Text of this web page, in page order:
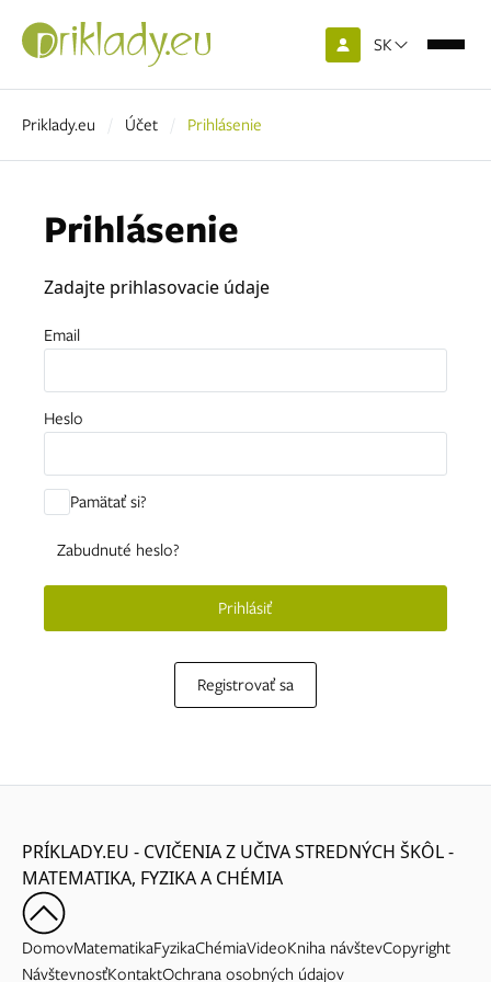
SK
Priklady.eu Účet Prihlásenie
Prihlásenie
Zadajte prihlasovacie údaje
Email
Heslo
Pamätať si?
Zabudnuté heslo?
Prihlásiť
Registrovať sa
PRÍKLADY.EU - CVIČENIA Z UČIVA STREDNÝCH ŠKÔL -
MATEMATIKA, FYZIKA A CHÉMIA
DomovMatematikaFyzikaChémiaVideoKniha návštevCopyright
NávštevnosťKontaktOchrana osobných údajov